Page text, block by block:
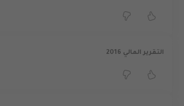
التقرير المالي 2016